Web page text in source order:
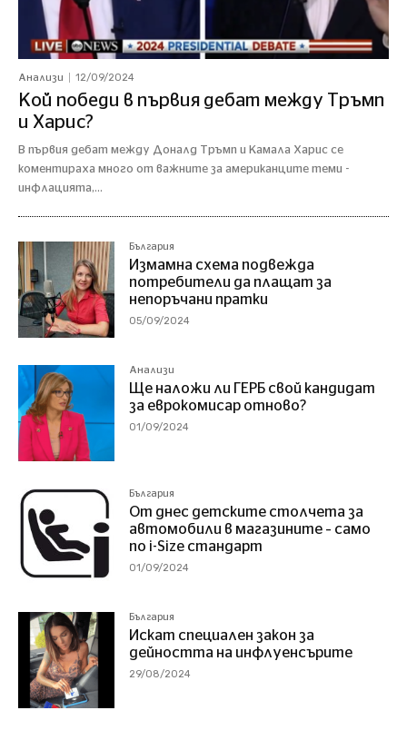
Анализи 12/09/2024
Кой победи в първия дебат между Тръмп
и Харис?
В първия дебат между Доналд Тръмп и Камала Харис се
коментираха много от важните за американците теми -
инфлацията,...
България
Измамна схема подвежда
потребители да плащат за
непоръчани пратки
05/09/2024
Анализи
Ще наложи ли ГЕРБ свой кандидат
за еврокомисар отново?
01/09/2024
България
От днес детските столчета за
автомобили в магазините – само
по i-Size стандарт
01/09/2024
България
Искат специален закон за
дейността на инфлуенсърите
29/08/2024